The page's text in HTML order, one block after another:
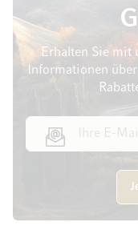
Erhalten Sie mit
Informationen